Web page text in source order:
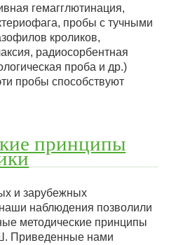
гемагглютинация,
пробы с тучными
кроликов,
радиосорбентная
проба и др.)
пробы способствуют
принципы
и зарубежных
наблюдения позволили
методические принципы
Приведенные нами